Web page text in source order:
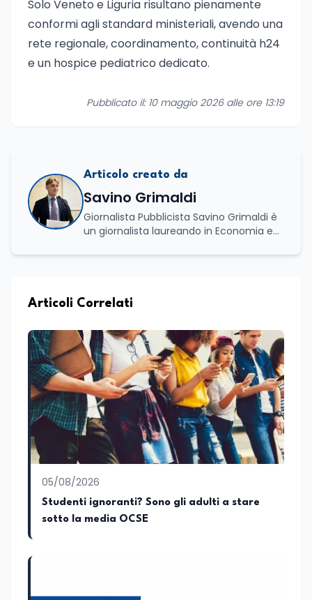
Solo Veneto e Liguria risultano pienamente
conformi agli standard ministeriali, avendo una
rete regionale, coordinamento, continuità h24
e un hospice pediatrico dedicato.
Pubblicato il: 10 maggio 2026 alle ore 13:19
Articolo creato da
Savino Grimaldi
Giornalista Pubblicista Savino Grimaldi è
un giornalista laureando in Economia e
maturata nel settore della formazione.
professionale, distinguendosi per una
attive del lavoro e delle dinamiche che
legano istruzione, occupazione e
sviluppo delle competenze. Alla
preparazione economica e professionale
affianca una grande passione per la
lettura e per il giornalismo, che ne
arricchiscono il profilo umano e
culturale. Spazia con disinvoltura tra
diverse tematiche, offrendo sempre il
proprio punto di vista con equilibrio,
sensibilità e spirito critico.
Articoli Correlati
05/08/2026
Studenti ignoranti? Sono gli adulti a stare
sotto la media OCSE